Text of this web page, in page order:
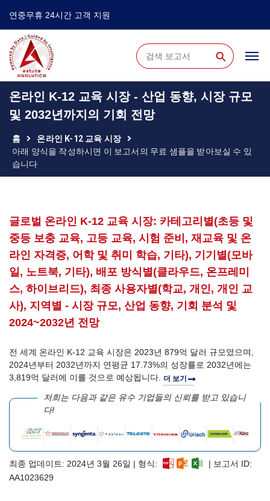
연중무휴 24시간 고객 지원
⚲
온라인 K-12 교육 시장 - 산업 동향, 시장 규모
및 2032년까지의 기회 전망
홈
온라인 K-12 교육 시장
아래 양식을 작성하시면 이 보고서의 무료 샘플을 받아보실 수 있
습니다
글로벌 온라인 K-12 교육 시장: 카테고리별(초등 및
중등 보충 교육, 고등 교육, 시험 준비, 재교육 및 온
라인 자격증, 어학 및 취미 학습, 기타), 기기별(모바
일, 노트북, 기타), 배포 방식별(클라우드, 온프레미
스, 하이브리드), 최종 사용자별(학교, 개인, 개인 교
사), 지역별 - 시장 규모, 산업 동향, 기회 분석 및
2024~2032년 전망
전 세계 온라인 K-12 교육 시장은 2023년 879억 달러 규모였으며,
2024년부터 2032년까지 연평균 17.73%의 성장률로 2032년에는
3,819억 달러에 이를 것으로 예상됩니다.
더 보기
저희는 다음과 같은 유수 기업들의 신뢰를 받고 있습니
다!
최종 업데이트: 2024년 3월 26일 | 형식:
| 보고서 ID:
AA1023629